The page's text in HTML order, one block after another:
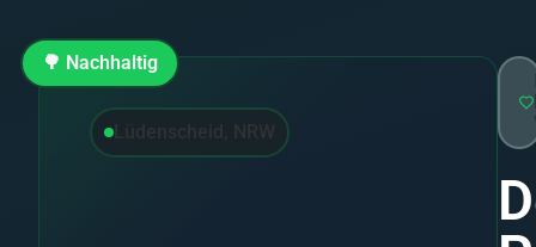
Lüdenscheid, NRW
🌳 Nachhaltig